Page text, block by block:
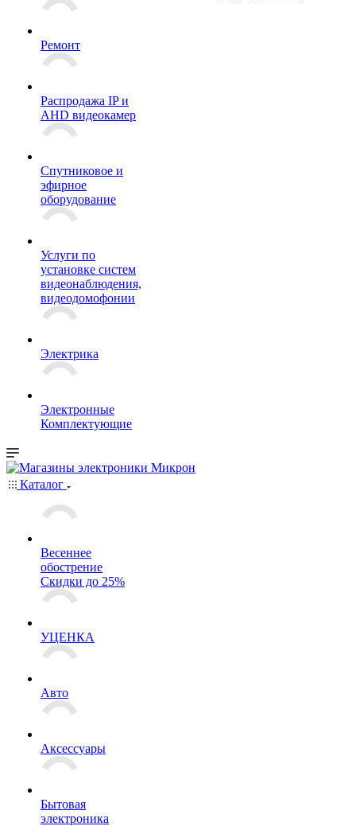
Ремонт
Распродажа IP и
AHD видеокамер
Спутниковое и
эфирное
оборудование
Услуги по
установке систем
видеонаблюдения,
видеодомофонии
Электрика
Электронные
Комплектующие
Каталог
Весеннее
обострение
Скидки до 25%
УЦЕНКА
Авто
Аксессуары
Бытовая
электроника